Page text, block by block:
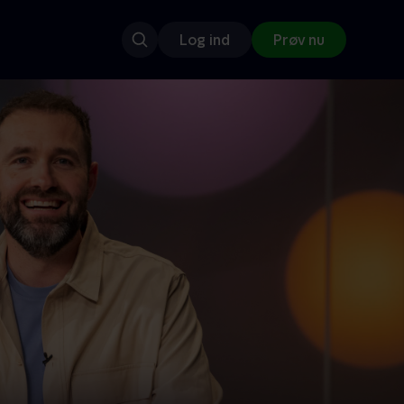
Log ind Prøv nu